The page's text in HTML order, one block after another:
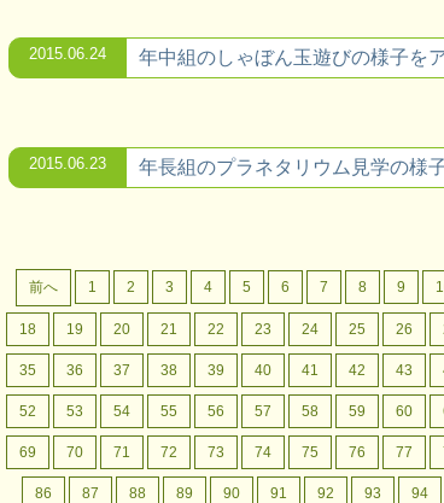
2015.06.24 年中組のしゃぼん玉遊びの様子を
2015.06.23 年長組のプラネタリウム見学の様
前へ 1 2 3 4 5 6 7 8 9
18 19 20 21 22 23 24 25 26
35 36 37 38 39 40 41 42 43
52 53 54 55 56 57 58 59 60
69 70 71 72 73 74 75 76 77
86 87 88 89 90 91 92 93 94